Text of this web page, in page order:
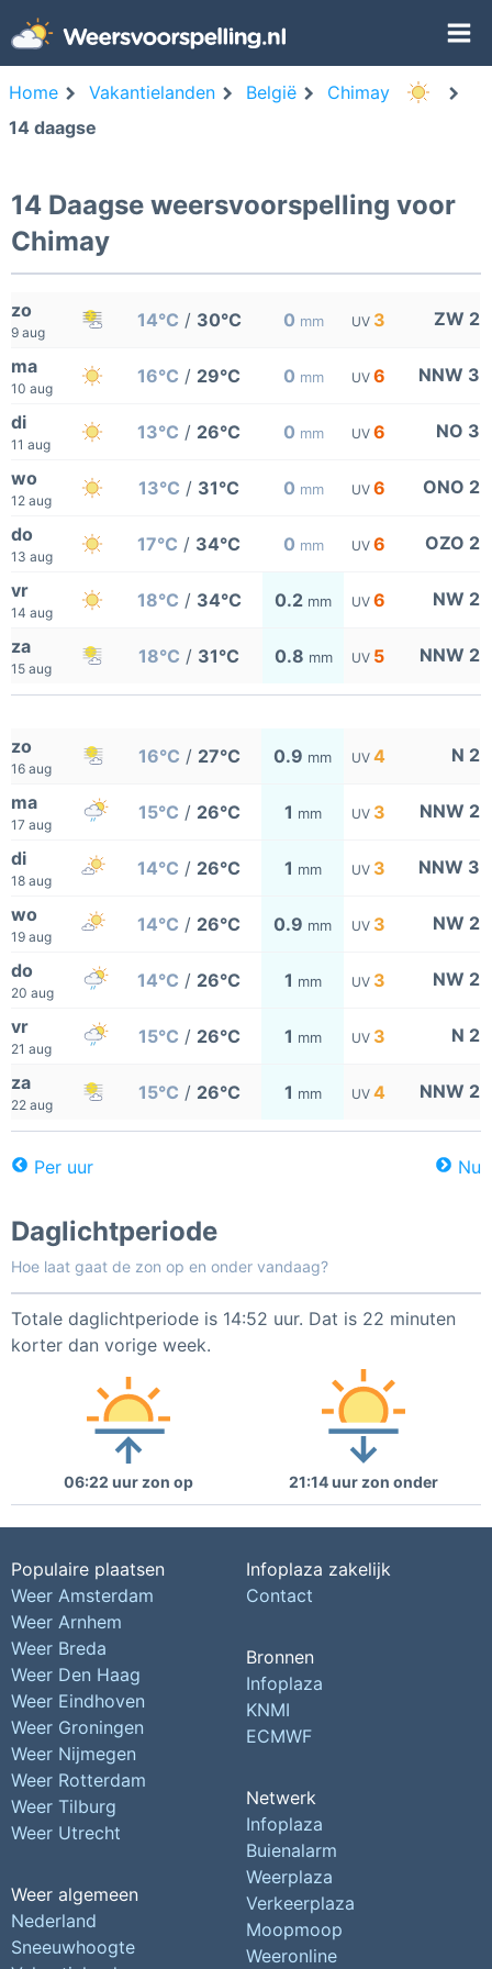
Home Vakantielanden België
Chimay
14 daagse
14 Daagse weersvoorspelling voor
Chimay
zo
9 aug
14°C / 30°C 0 mm UV 3 ZW 2
ma
10 aug
16°C / 29°C 0 mm UV 6 NNW 3
di
11 aug
13°C / 26°C 0 mm UV 6 NO 3
wo
12 aug
13°C / 31°C 0 mm UV 6 ONO 2
do
13 aug
17°C / 34°C 0 mm UV 6 OZO 2
vr
14 aug
18°C / 34°C 0.2 mm UV 6 NW 2
za
15 aug
18°C / 31°C 0.8 mm UV 5 NNW 2
zo
16 aug
16°C / 27°C 0.9 mm UV 4 N 2
ma
17 aug
15°C / 26°C 1 mm UV 3 NNW 2
di
18 aug
14°C / 26°C 1 mm UV 3 NNW 3
wo
19 aug
14°C / 26°C 0.9 mm UV 3 NW 2
do
20 aug
14°C / 26°C 1 mm UV 3 NW 2
vr
21 aug
15°C / 26°C 1 mm UV 3 N 2
za
22 aug
15°C / 26°C 1 mm UV 4 NNW 2
Per uur Nu
Daglichtperiode
Hoe laat gaat de zon op en onder vandaag?
Totale daglichtperiode is 14:52 uur. Dat is 22 minuten
korter dan vorige week.
06:22 uur zon op 21:14 uur zon onder
Populaire plaatsen
Weer Amsterdam
Weer Arnhem
Weer Breda
Weer Den Haag
Weer Eindhoven
Weer Groningen
Weer Nijmegen
Weer Rotterdam
Weer Tilburg
Weer Utrecht
Weer algemeen
Nederland
Sneeuwhoogte
Infoplaza zakelijk
Contact
Bronnen
Infoplaza
KNMI
ECMWF
Netwerk
Infoplaza
Buienalarm
Weerplaza
Verkeerplaza
Moopmoop
Weeronline